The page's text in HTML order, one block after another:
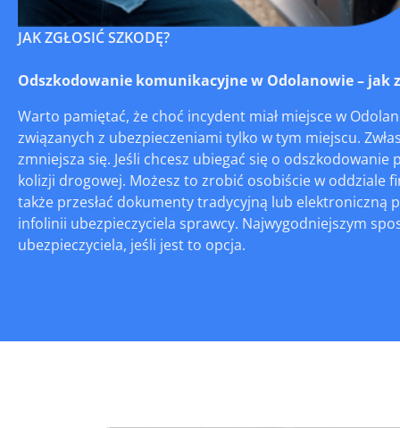
JAK ZGŁOSIĆ SZKODĘ?
Odszkodowanie komunikacyjne w Odolanowie – jak
Warto pamiętać, że choć incydent miał miejsce w
związanych z ubezpieczeniami tylko w tym miejscu.
zmniejsza się. Jeśli chcesz ubiegać się o
kolizji drogowej. Możesz to zrobić osobiście w oddziale
także przesłać dokumenty tradycyjną lub elektroniczną
infolinii ubezpieczyciela sprawcy. Najwygodniejszym
ubezpieczyciela, jeśli jest to opcja.